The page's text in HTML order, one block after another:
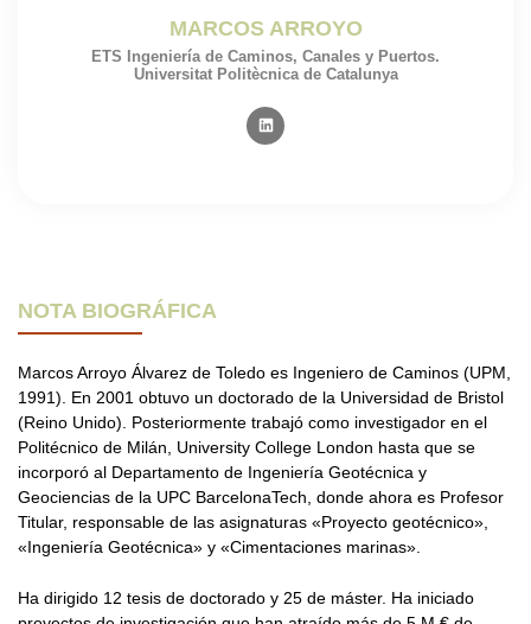
MARCOS ARROYO
ETS Ingeniería de Caminos, Canales y Puertos.
Universitat Politècnica de Catalunya
NOTA BIOGRÁFICA
Marcos Arroyo Álvarez de Toledo es Ingeniero de Caminos (UPM,
1991). En 2001 obtuvo un doctorado de la Universidad de Bristol
(Reino Unido). Posteriormente trabajó como investigador en el
Politécnico de Milán, University College London hasta que se
incorporó al Departamento de Ingeniería Geotécnica y
Geociencias de la UPC BarcelonaTech, donde ahora es Profesor
Titular, responsable de las asignaturas «Proyecto geotécnico»,
«Ingeniería Geotécnica» y «Cimentaciones marinas».
Ha dirigido 12 tesis de doctorado y 25 de máster. Ha iniciado